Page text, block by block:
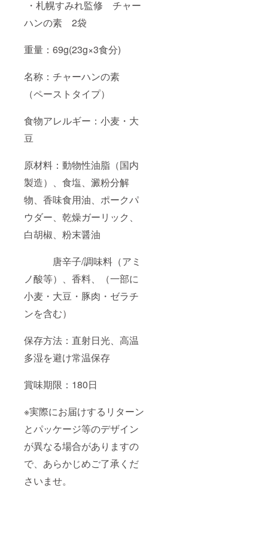
・札幌すみれ監修 チャー
ハンの素 2袋
重量：69g(23g×3食分)
名称：チャーハンの素
（ペーストタイプ）
食物アレルギー：小麦・大
豆
原材料：動物性油脂（国内
製造）、食塩、澱粉分解
物、香味食用油、ポークパ
ウダー、乾燥ガーリック、
白胡椒、粉末醤油
唐辛子/調味料（アミ
ノ酸等）、香料、（一部に
小麦・大豆・豚肉・ゼラチ
ンを含む）
保存方法：直射日光、高温
多湿を避け常温保存
賞味期限：180日
※実際にお届けするリターン
とパッケージ等のデザイン
が異なる場合がありますの
で、あらかじめご了承くだ
さいませ。